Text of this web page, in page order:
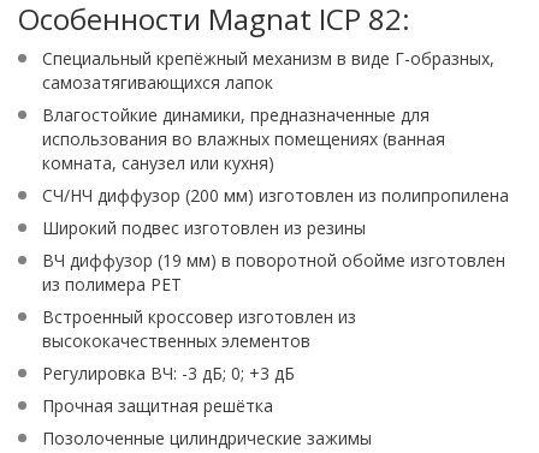
Особенности Magnat ICP 82:
Специальный крепёжный механизм в виде Г-образных,
самозатягивающихся лапок
Влагостойкие динамики, предназначенные для
использования во влажных помещениях (ванная
комната, санузел или кухня)
СЧ/НЧ диффузор (200 мм) изготовлен из полипропилена
Широкий подвес изготовлен из резины
ВЧ диффузор (19 мм) в поворотной обойме изготовлен
из полимера PET
Встроенный кроссовер изготовлен из
высококачественных элементов
Регулировка ВЧ: -3 дБ; 0; +3 дБ
Прочная защитная решётка
Позолоченные цилиндрические зажимы